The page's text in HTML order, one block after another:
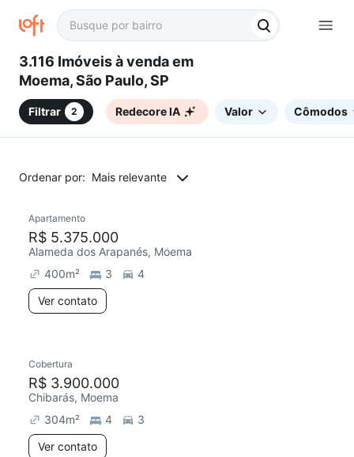
3.116 Imóveis à venda em
Moema, São Paulo, SP
Filtrar 2 Redecore IA Valor Cômodos
Ordenar por: Mais relevante
Redecorar
Apartamento
R$ 5.375.000
Alameda dos Arapanés, Moema
400m² 3
4
Ver contato
Cobertura
R$ 3.900.000
Chibarás, Moema
304m² 4
3
Ver contato